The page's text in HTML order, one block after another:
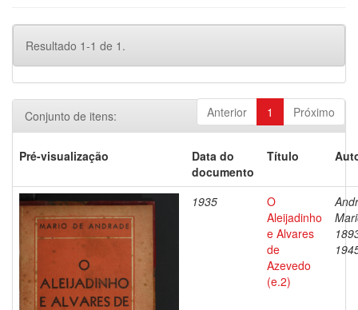
Resultado 1-1 de 1.
Anterior 1 Próximo
Conjunto de itens:
Pré-visualização
Data do
documento
Título
1935
O
Aleijadinho
e Alvares
de
Azevedo
(e.2)